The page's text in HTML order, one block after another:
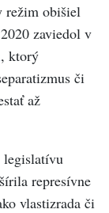
režim obišiel
zaviedol v
, ktorý
či
až
legislatívu
represívne
vlastizrada či